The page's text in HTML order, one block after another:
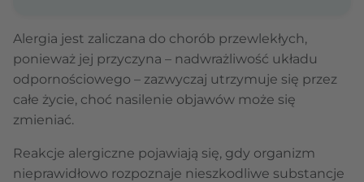
Alergia jest zaliczana do chorób przewlekłych,
ponieważ jej przyczyna – nadwrażliwość układu
odpornościowego – zazwyczaj utrzymuje się przez
całe życie, choć nasilenie objawów może się
zmieniać.
Reakcje alergiczne pojawiają się, gdy organizm
nieprawidłowo rozpoznaje nieszkodliwe substancje